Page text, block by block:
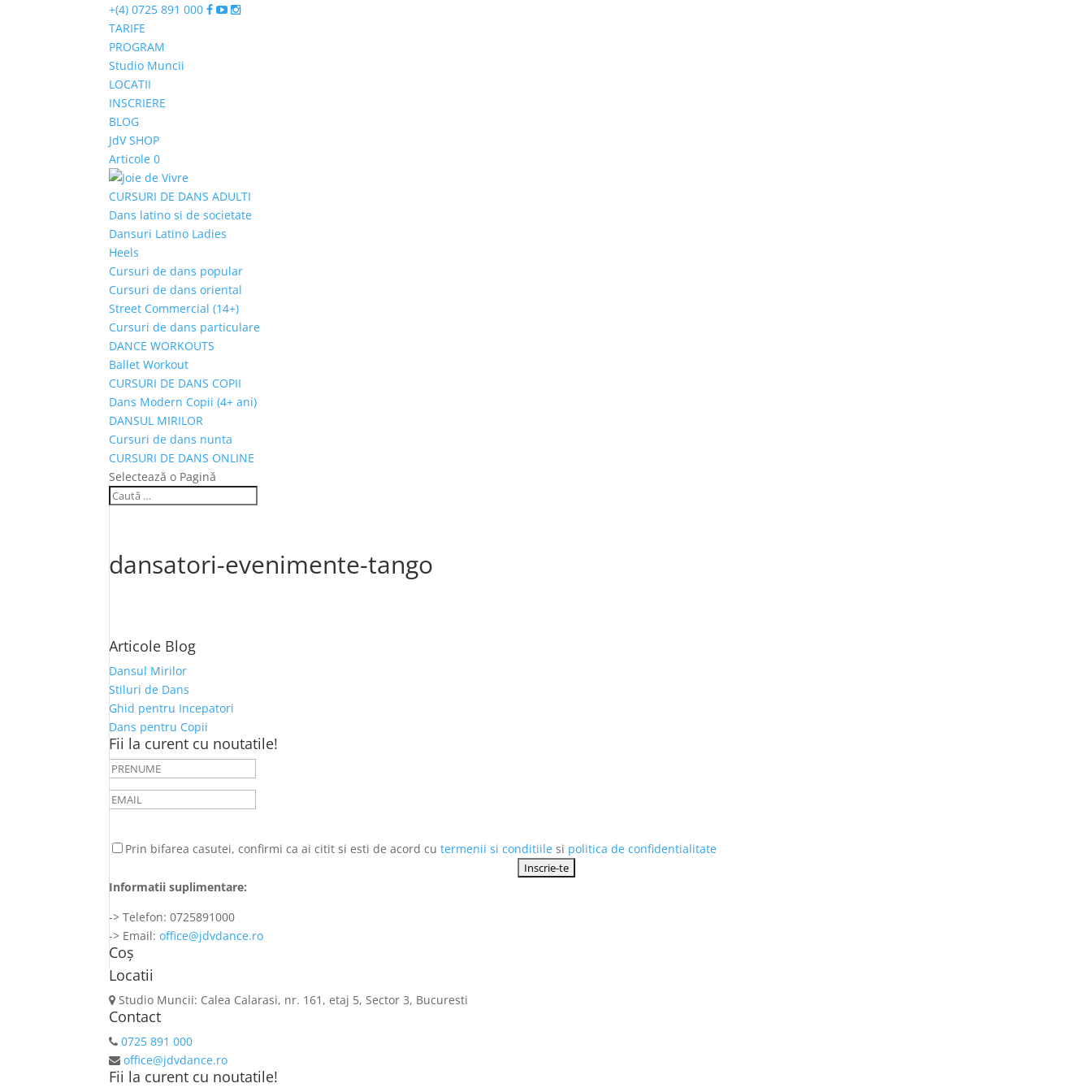
+(4) 0725 891 000
TARIFE
PROGRAM
Studio Muncii
LOCATII
INSCRIERE
BLOG
JdV SHOP
Articole 0
CURSURI DE DANS ADULTI
Dans latino si de societate
Dansuri Latino Ladies
Heels
Cursuri de dans popular
Cursuri de dans oriental
Street Commercial (14+)
Cursuri de dans particulare
DANCE WORKOUTS
Ballet Workout
CURSURI DE DANS COPII
Dans Modern Copii (4+ ani)
DANSUL MIRILOR
Cursuri de dans nunta
CURSURI DE DANS ONLINE
Selectează o Pagină
dansatori-evenimente-tango
Articole Blog
Dansul Mirilor
Stiluri de Dans
Ghid pentru Incepatori
Dans pentru Copii
Fii la curent cu noutatile!
Prin bifarea casutei, confirmi ca ai citit si esti de acord cutermenii si conditiile si politica de confidentialitate
Informatii suplimentare:
-> Telefon: 0725891000
-> Email: office@jdvdance.ro
Coș
Locatii
Studio Muncii: Calea Calarasi, nr. 161, etaj 5, Sector 3, Bucuresti
Contact
0725 891 000
office@jdvdance.ro
Fii la curent cu noutatile!